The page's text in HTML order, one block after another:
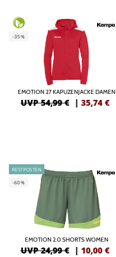
-35%
EMOTION 27 KAPUZENJACKE DAMEN
UVP 54,99 € | 35,74 €
RESTPOSTEN
-60%
EMOTION 2.0 SHORTS WOMEN
UVP 24,99 € | 10,00 €